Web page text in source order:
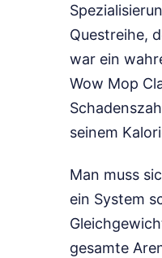
Questreihe,
war ein
Wow Mop
seinem
Man muss
ein System
gesamte